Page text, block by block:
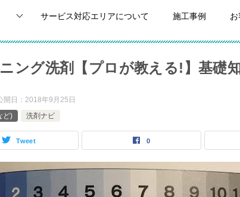
サービス対応エリアについて 施工事例
ング洗剤【プロが教える!】基礎
開日： 2018年9月25日
ど)
洗剤ナビ
Tweet 0